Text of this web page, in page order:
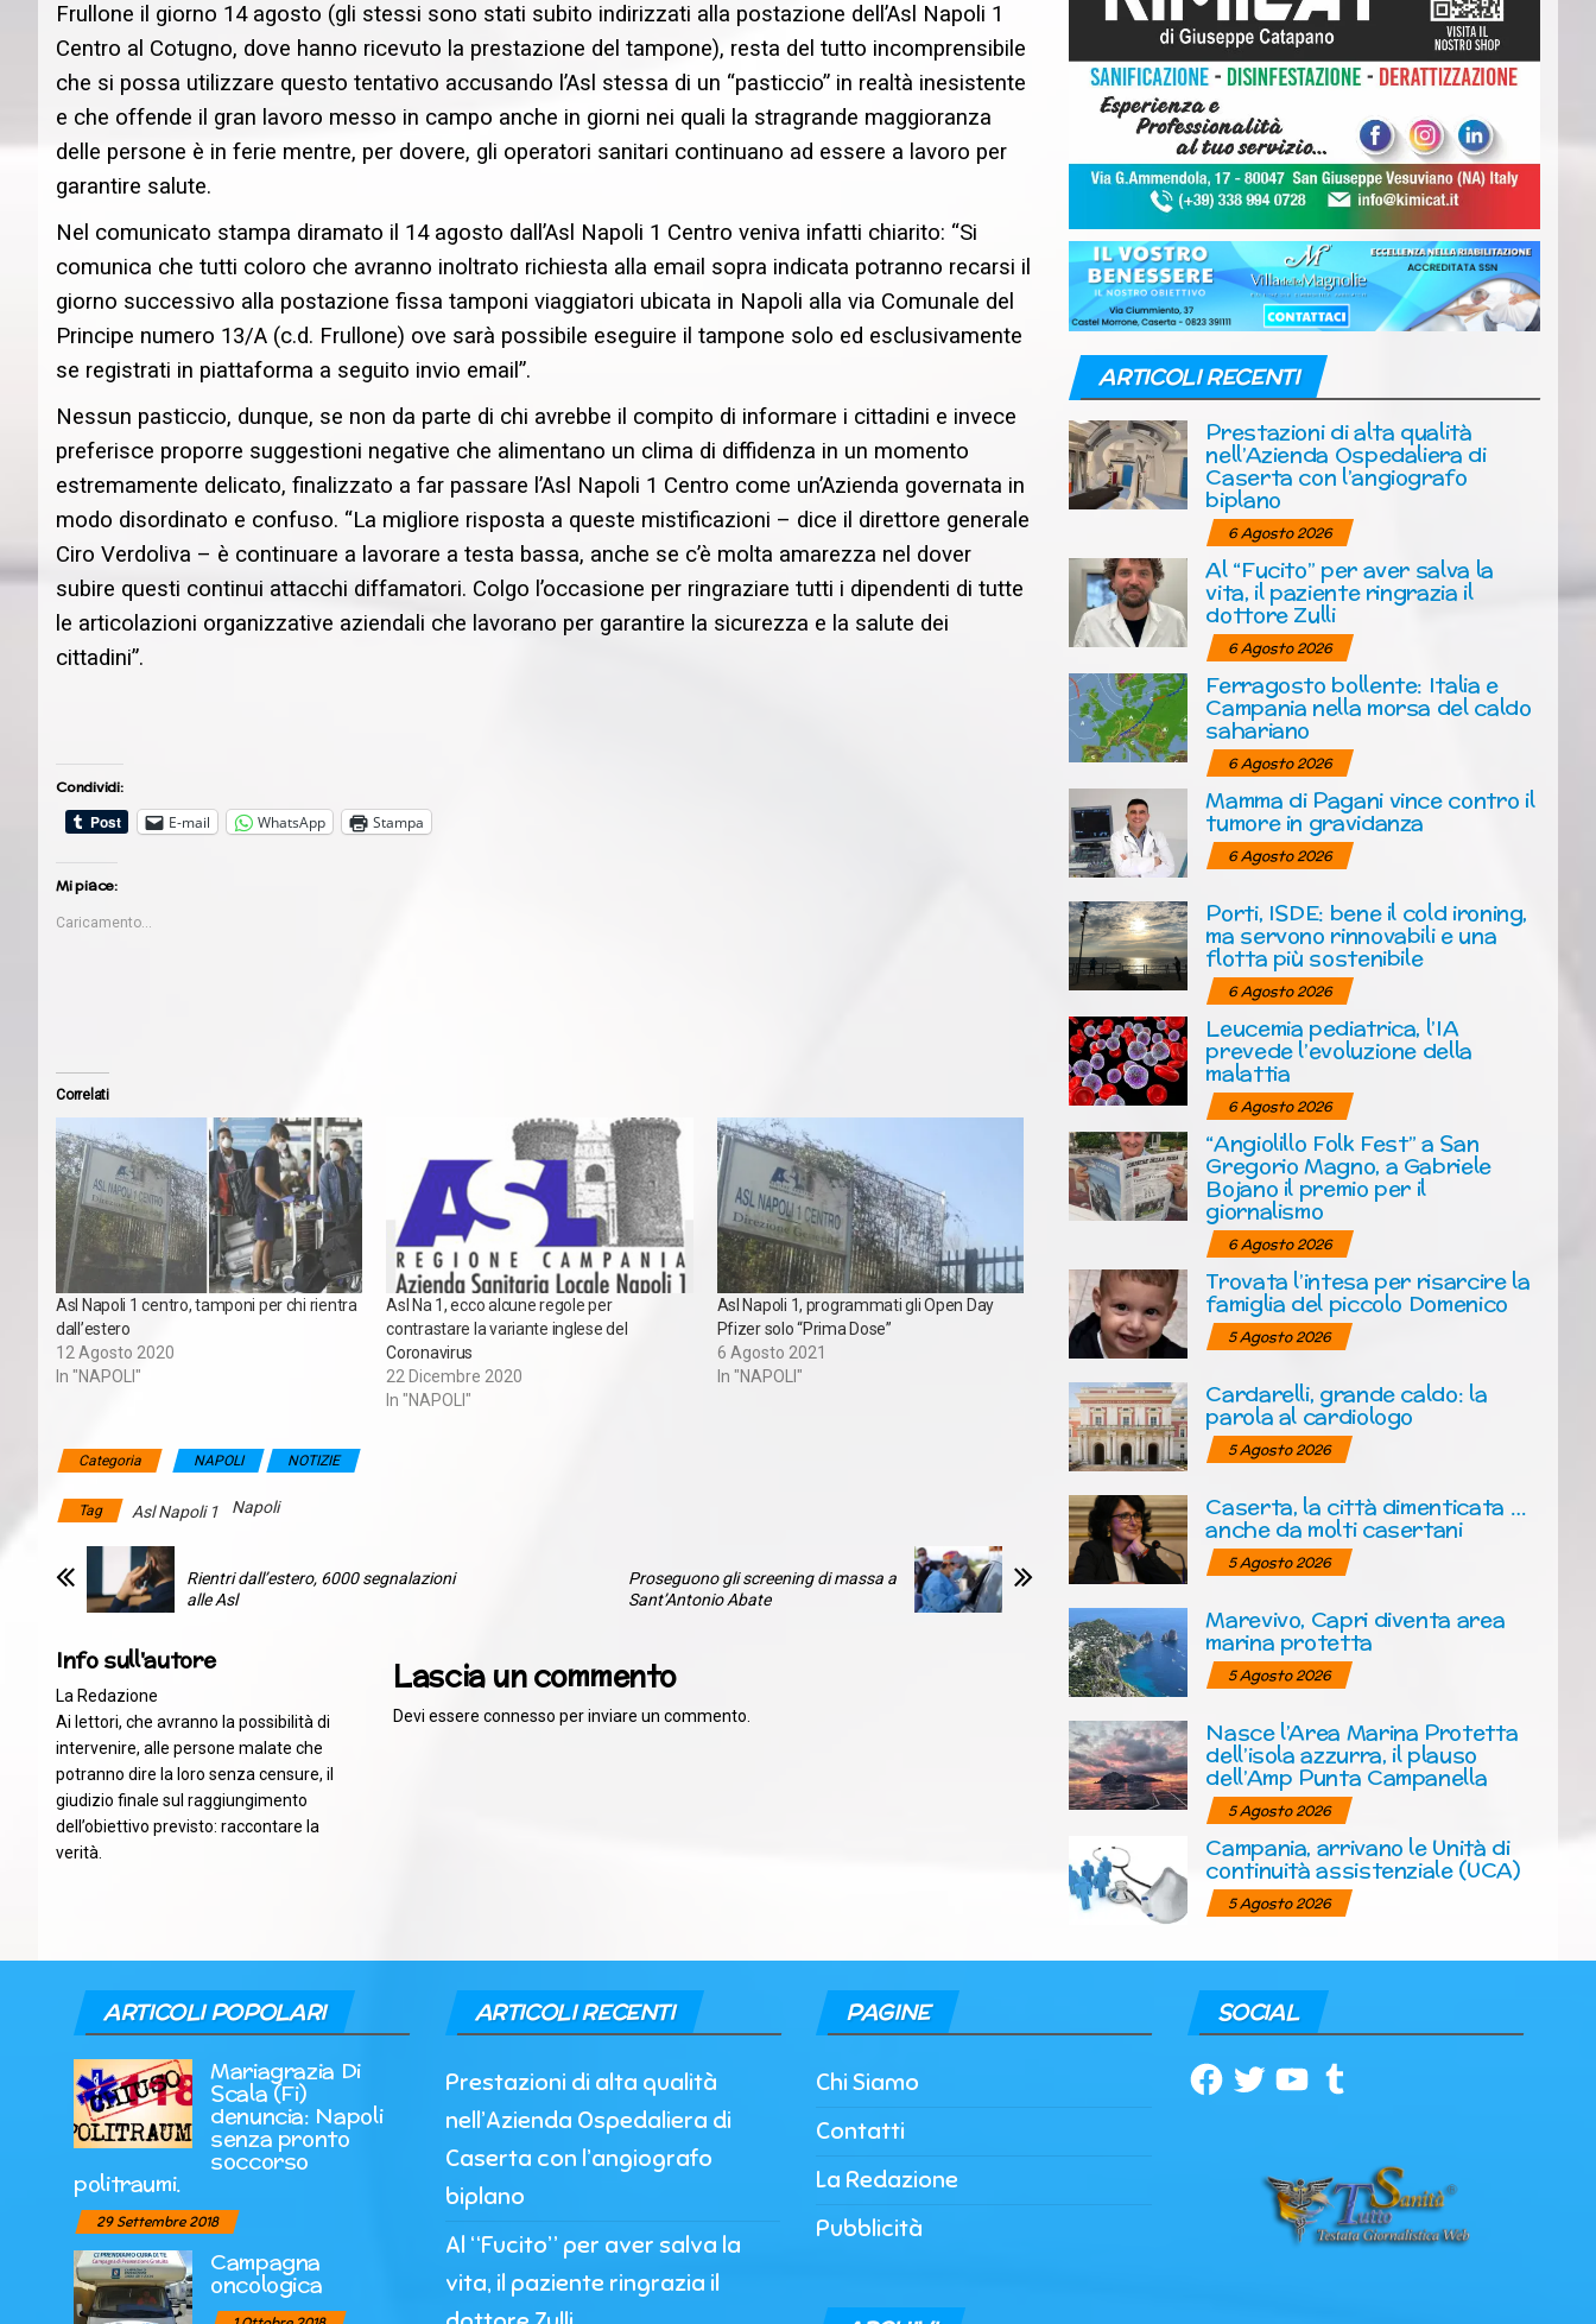
Frullone il giorno 14 agosto (gli stessi sono stati subito indirizzati alla postazione dell’Asl Napoli 1
Centro al Cotugno, dove hanno ricevuto la prestazione del tampone), resta del tutto incomprensibile
che si possa utilizzare questo tentativo accusando l’Asl stessa di un “pasticcio” in realtà inesistente
e che offende il gran lavoro messo in campo anche in giorni nei quali la stragrande maggioranza
delle persone è in ferie mentre, per dovere, gli operatori sanitari continuano ad essere a lavoro per
garantire salute.
Nel comunicato stampa diramato il 14 agosto dall’Asl Napoli 1 Centro veniva infatti chiarito: “Si
comunica che tutti coloro che avranno inoltrato richiesta alla email sopra indicata potranno recarsi il
giorno successivo alla postazione fissa tamponi viaggiatori ubicata in Napoli alla via Comunale del
Principe numero 13/A (c.d. Frullone) ove sarà possibile eseguire il tampone solo ed esclusivamente
se registrati in piattaforma a seguito invio email”.
Nessun pasticcio, dunque, se non da parte di chi avrebbe il compito di informare i cittadini e invece
preferisce proporre suggestioni negative che alimentano un clima di diffidenza in un momento
estremamente delicato, finalizzato a far passare l’Asl Napoli 1 Centro come un’Azienda governata in
modo disordinato e confuso. “La migliore risposta a queste mistificazioni – dice il direttore generale
Ciro Verdoliva – è continuare a lavorare a testa bassa, anche se c’è molta amarezza nel dover
subire questi continui attacchi diffamatori. Colgo l’occasione per ringraziare tutti i dipendenti di tutte
le articolazioni organizzative aziendali che lavorano per garantire la sicurezza e la salute dei
cittadini”.
Condividi:
E-mail
WhatsApp Stampa
Mi piace:
Caricamento...
Correlati
Asl Napoli 1 centro, tamponi per chi rientra
dall’estero
12 Agosto 2020
In "NAPOLI"
Asl Na 1, ecco alcune regole per
contrastare la variante inglese del
Coronavirus
22 Dicembre 2020
In "NAPOLI"
Asl Napoli 1, programmati gli Open Day
Pfizer solo “Prima Dose”
6 Agosto 2021
In "NAPOLI"
Categoria NAPOLI NOTIZIE
Tag Asl Napoli 1 Napoli
Rientri dall’estero, 6000 segnalazioni
alle Asl
Proseguono gli screening di massa a
Sant’Antonio Abate
Info sull'autore
La Redazione
Ai lettori, che avranno la possibilità di
intervenire, alle persone malate che
potranno dire la loro senza censure, il
giudizio finale sul raggiungimento
dell’obiettivo previsto: raccontare la
verità.
Lascia un commento
Devi essereconnesso per inviare un commento.
ARTICOLI RECENTI
Prestazioni di alta qualità
nell’Azienda Ospedaliera di
Caserta con l’angiografo
biplano
6 Agosto 2026
Al “Fucito” per aver salva la
vita, il paziente ringrazia il
dottore Zulli
6 Agosto 2026
Ferragosto bollente: Italia e
Campania nella morsa del caldo
sahariano
6 Agosto 2026
Mamma di Pagani vince contro il
tumore in gravidanza
6 Agosto 2026
Porti, ISDE: bene il cold ironing,
ma servono rinnovabili e una
flotta più sostenibile
6 Agosto 2026
Leucemia pediatrica, l’IA
prevede l’evoluzione della
malattia
6 Agosto 2026
“Angiolillo Folk Fest” a San
Gregorio Magno, a Gabriele
Bojano il premio per il
giornalismo
6 Agosto 2026
Trovata l’intesa per risarcire la
famiglia del piccolo Domenico
5 Agosto 2026
Cardarelli, grande caldo: la
parola al cardiologo
5 Agosto 2026
Caserta, la città dimenticata …
anche da molti casertani
5 Agosto 2026
Marevivo, Capri diventa area
marina protetta
5 Agosto 2026
Nasce l’Area Marina Protetta
dell’isola azzurra, il plauso
dell’Amp Punta Campanella
5 Agosto 2026
Campania, arrivano le Unità di
continuità assistenziale (UCA)
5 Agosto 2026
ARTICOLI POPOLARI
Mariagrazia Di
Scala (Fi)
denuncia: Napoli
senza pronto
soccorso
politraumi.
29 Settembre 2018
Campagna
oncologica
ARTICOLI RECENTI
Prestazioni di alta qualità
nell’Azienda Ospedaliera di
Caserta con l’angiografo
biplano
Al “Fucito” per aver salva la
vita, il paziente ringrazia il
PAGINE
Chi Siamo
Contatti
La Redazione
Pubblicità
SOCIAL
Facebook
TwitterYouTubeTumblr